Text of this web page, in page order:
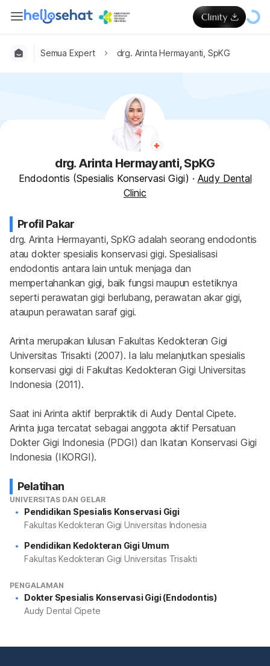
Semua Expert drg. Arinta Hermayanti, SpKG
drg. Arinta Hermayanti, SpKG
Endodontis (Spesialis Konservasi Gigi) · Audy Dental
Clinic
Profil Pakar
drg. Arinta Hermayanti, SpKG adalah seorang endodontis
atau dokter spesialis konservasi gigi. Spesialisasi
endodontis antara lain untuk menjaga dan
mempertahankan gigi, baik fungsi maupun estetiknya
seperti perawatan gigi berlubang, perawatan akar gigi,
ataupun perawatan saraf gigi.
Arinta merupakan lulusan Fakultas Kedokteran Gigi
Universitas Trisakti (2007). Ia lalu melanjutkan spesialis
konservasi gigi di Fakultas Kedokteran Gigi Universitas
Indonesia (2011).
Saat ini Arinta aktif berpraktik di Audy Dental Cipete.
Arinta juga tercatat sebagai anggota aktif Persatuan
Dokter Gigi Indonesia (PDGI) dan Ikatan Konservasi Gigi
Indonesia (IKORGI).
Pelatihan
UNIVERSITAS DAN GELAR
Pendidikan Spesialis Konservasi Gigi
Fakultas Kedokteran Gigi Universitas Indonesia
Pendidikan Kedokteran Gigi Umum
Fakultas Kedokteran Gigi Universitas Trisakti
PENGALAMAN
Dokter Spesialis Konservasi Gigi (Endodontis)
Audy Dental Cipete